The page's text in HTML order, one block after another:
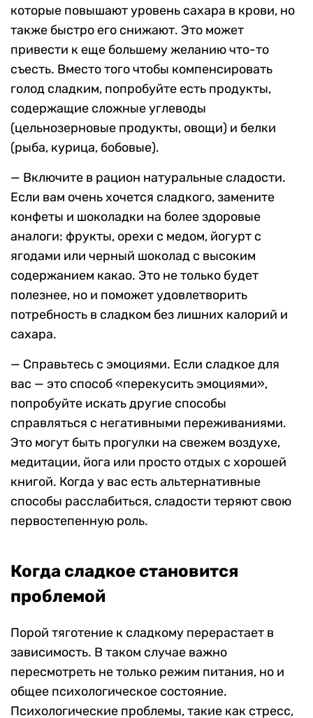
которые повышают уровень сахара в крови, но
также быстро его снижают. Это может
привести к еще большему желанию что-то
съесть. Вместо того чтобы компенсировать
голод сладким, попробуйте есть продукты,
содержащие сложные углеводы
(цельнозерновые продукты, овощи) и белки
(рыба, курица, бобовые).
— Включите в рацион натуральные сладости.
Если вам очень хочется сладкого, замените
конфеты и шоколадки на более здоровые
аналоги: фрукты, орехи с медом, йогурт с
ягодами или черный шоколад с высоким
содержанием какао. Это не только будет
полезнее, но и поможет удовлетворить
потребность в сладком без лишних калорий и
сахара.
— Справьтесь с эмоциями. Если сладкое для
вас — это способ «перекусить эмоциями»,
попробуйте искать другие способы
справляться с негативными переживаниями.
Это могут быть прогулки на свежем воздухе,
медитации, йога или просто отдых с хорошей
книгой. Когда у вас есть альтернативные
способы расслабиться, сладости теряют свою
первостепенную роль.
Когда сладкое становится
проблемой
Порой тяготение к сладкому перерастает в
зависимость. В таком случае важно
пересмотреть не только режим питания, но и
общее психологическое состояние.
Психологические проблемы, такие как стресс,